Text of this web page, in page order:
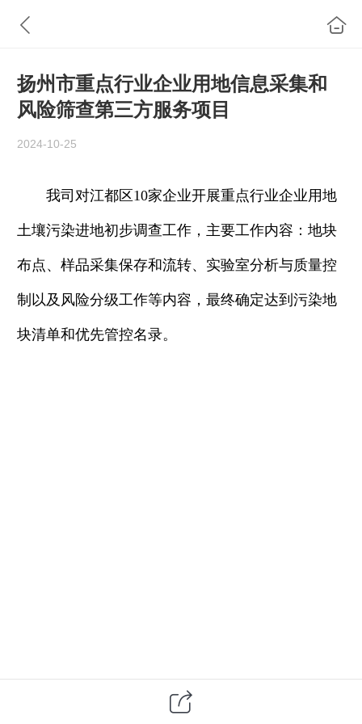
扬州市重点行业企业用地信息采集和
风险筛查第三方服务项目
2024-10-25
我司 对江都区10家企业开展重点行业企业用地
土壤污染进地初步调查工作，主要工作内容：地块
布点、样品采集保存和流转、实验室分析与质量控
制以及风险分级工作等内容，最终确定达到污染地
块清单和优先管控名录。